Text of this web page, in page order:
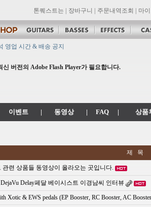
톤퀘스트는 장바구니 주문내역조회 마
영업 시간 & 배송 공지
업 시간 & 배송 공지
월 휴무일 안내입니다.
버전의 Adobe Flash Player가 필요합니다.
이벤트 | 동영상 | FAQ | 상품
제 목
관련 상품들 동영상이 올라오는 곳입니다.
DejaVu Delay페달 베이시스트 이경남씨 인터뷰
Xotic & EWS pedals (EP Booster, RC Booster, AC